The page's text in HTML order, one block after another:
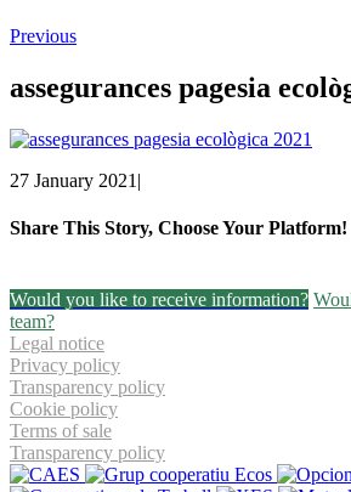
Previous
assegurances pagesia
27 January 2021 |
Share This Story, Choose Your Platform!
Would you like to receive information?
team?
Legal notice
Privacy policy
Transparency policy
Cookie policy
Terms of sale
Transparency policy